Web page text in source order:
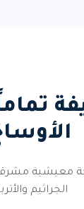
معيشية
الجراثيم